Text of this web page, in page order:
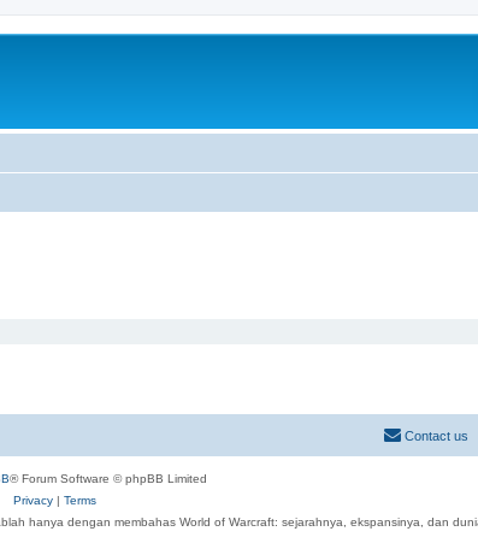
Contact us
® Forum Software © phpBB Limited
Privacy| Terms
hanya dengan membahas World of Warcraft: sejarahnya, ekspansinya, dan